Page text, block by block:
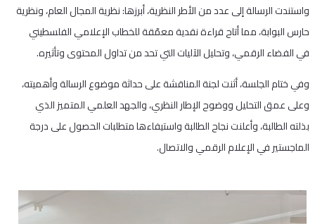
واستندت الرسالة إلى عدد من الأطر النظرية، أبرزها: نظرية المجال العام، ونظرية
حارس البوابة، مما أتاح قراءة نقدية معمّقة للخطاب الإعلامي الفلسطيني
في الفضاء الرقمي، وتحليل الآليات التي تحد من تداول المحتوى وتأثيره.
وفي ختام الجلسة، أثنت لجنة المناقشة على حداثة موضوع الرسالة وأهميته،
وعلى عمق التحليل ووضوح الإطار النظري، والجهد العلمي المتميز الذي
بذلته الطالبة، وأعلنت نجاح الطالبة واستيفاءها متطلبات الحصول على درجة
الماجستير في الإعلام الرقمي والاتصال.